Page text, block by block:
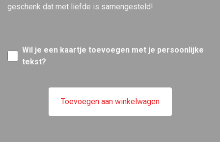
geschenk dat met liefde is samengesteld!
Wil je een kaartje toevoegen met je persoonlijke
tekst?
Toevoegen aan winkelwagen